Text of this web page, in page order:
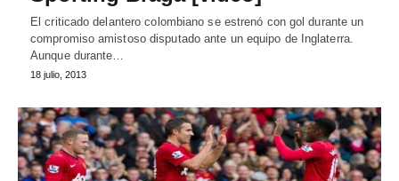
El criticado delantero colombiano se estrenó con gol durante un
compromiso amistoso disputado ante un equipo de Inglaterra.
Aunque durante…
18 julio, 2013